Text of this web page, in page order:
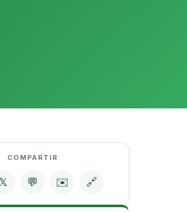
COMPARTIR
𝕏 💬 ✉️ 🔗